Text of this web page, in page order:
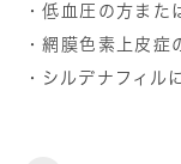
・低血圧の方ま
・網膜色素上皮症
・シルデナフィル